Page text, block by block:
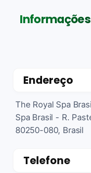
Informações
Endereço
The Royal Spa
Spa Brasil - R.
80250-080, Brasil
Telefone